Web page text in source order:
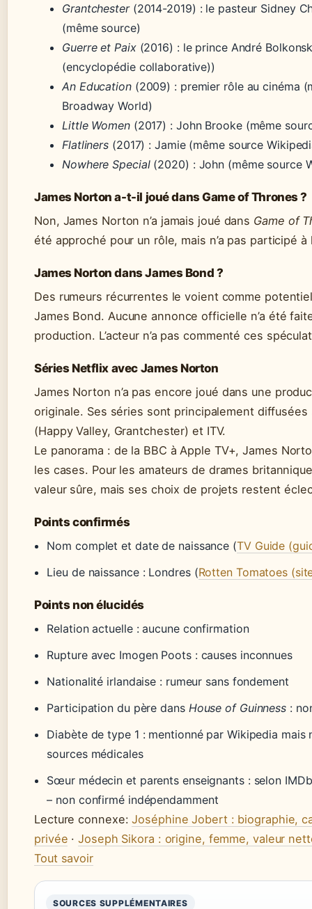
Grantchester(2014-2019) : le pasteur Sidney
(même source)
Guerre et Paix(2016) : le prince André
(encyclopédie collaborative))
An Education(2009) : premier rôle au cinéma
Broadway World)
Little Women(2017) : John Brooke (même
Flatliners (2017) : Jamie (même source
Nowhere Special(2020) : John (même source
James Norton a-t-il joué dans Game of Thrones ?
Non, James Norton n’a jamais joué dans Game of
été approché pour un rôle, mais n’a pas participé à
James Norton dans James Bond ?
Des rumeurs récurrentes le voient comme
James Bond. Aucune annonce officielle n’a été
production. L’acteur n’a pas commenté ces
Séries Netflix avec James Norton
James Norton n’a pas encore joué dans une
originale. Ses séries sont principalement diffusées
(Happy Valley, Grantchester) et ITV.
Le panorama : de la BBC à Apple TV+, James
les cases. Pour les amateurs de drames
valeur sûre, mais ses choix de projets restent
Points confirmés
Nom complet et date de naissance (TV Guide
Lieu de naissance : Londres (Rotten Tomatoes
Points non élucidés
Relation actuelle : aucune confirmation
Rupture avec Imogen Poots : causes inconnues
Nationalité irlandaise : rumeur sans fondement
Participation du père dans House of Guinness :
Diabète de type 1 : mentionné par Wikipedia mais
sources médicales
Sœur médecin et parents enseignants : selon
– non confirmé indépendamment
Lecture connexe:Joséphine Jobert : biographie,
privée ·Joseph Sikora : origine, femme, valeur
Tout savoir
SOURCES SUPPLÉMENTAIRES